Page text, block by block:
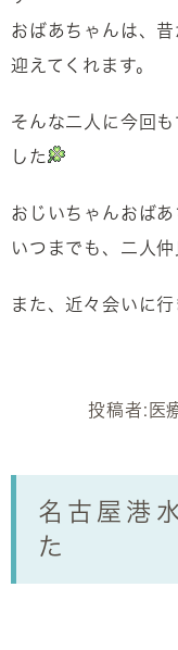
おばあちゃんは、
迎えてくれます。
そんな二人に今回
した
おじいちゃんおばあ
いつまでも、二人
また、近々会いに行
投稿者: 医
名古屋港
た